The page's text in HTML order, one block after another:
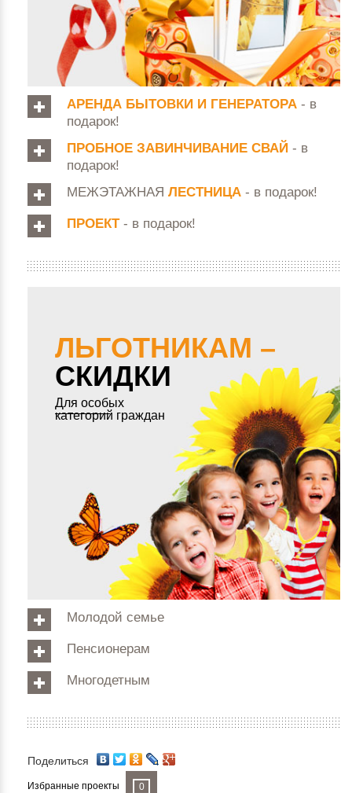
АРЕНДА БЫТОВКИ И ГЕНЕРАТОРА - в
подарок!
ПРОБНОЕ ЗАВИНЧИВАНИЕ СВАЙ - в
подарок!
МЕЖЭТАЖНАЯ ЛЕСТНИЦА - в подарок!
ПРОЕКТ- в подарок!
ЛЬГОТНИКАМ –
СКИДКИ
Для особых
категорий граждан
Молодой семье
Пенсионерам
Многодетным
Поделиться
Избранные проекты 0